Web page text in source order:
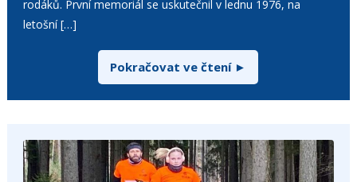
rodáků. První memoriál se uskutečnil v lednu 1976, na
letošní […]
Pokračovat ve čtení ►